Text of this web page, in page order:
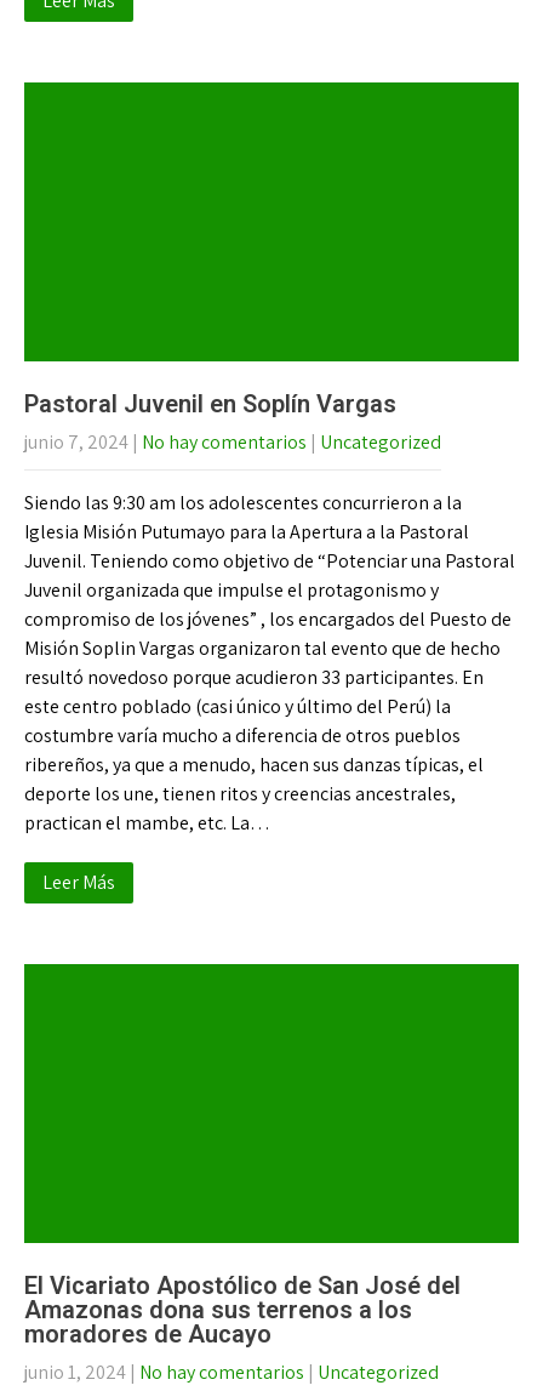
Pastoral Juvenil en Soplín Vargas
junio 7, 2024 | No hay comentarios | Uncategorized
Siendo las 9:30 am los adolescentes concurrieron a la
Iglesia Misión Putumayo para la Apertura a la Pastoral
Juvenil. Teniendo como objetivo de “Potenciar una Pastoral
Juvenil organizada que impulse el protagonismo y
compromiso de los jóvenes” , los encargados del Puesto de
Misión Soplin Vargas organizaron tal evento que de hecho
resultó novedoso porque acudieron 33 participantes. En
este centro poblado (casi único y último del Perú) la
costumbre varía mucho a diferencia de otros pueblos
ribereños, ya que a menudo, hacen sus danzas típicas, el
deporte los une, tienen ritos y creencias ancestrales,
practican el mambe, etc. La…
Leer Más
El Vicariato Apostólico de San José del
Amazonas dona sus terrenos a los
moradores de Aucayo
junio 1, 2024 | No hay comentarios | Uncategorized